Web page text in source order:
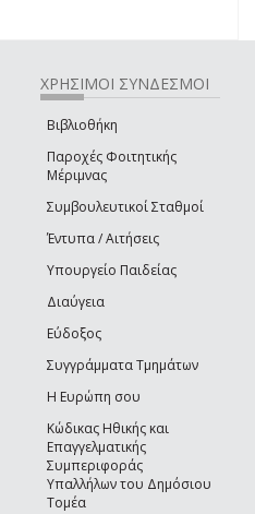
filter
e-mail)
ΧΡΗΣΙΜΟΙ ΣΥΝΔΕΣΜΟΙ
Βιβλιοθήκη
Παροχές Φοιτητικής
Μέριμνας
Συμβουλευτικοί Σταθμοί
Έντυπα / Αιτήσεις
Υπουργείο Παιδείας
Διαύγεια
Εύδοξος
Συγγράμματα Τμημάτων
Η Ευρώπη σου
Κώδικας Ηθικής και
Επαγγελματικής
Συμπεριφοράς
Υπαλλήλων του Δημόσιου
Τομέα